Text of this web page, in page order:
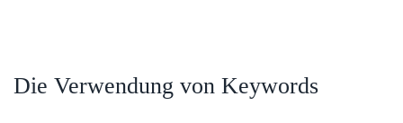
Die Verwendung von Keywords